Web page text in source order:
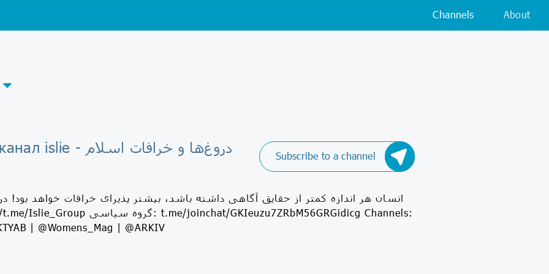
Channels About
Subscribe to a channel Telegram-канал islie - دروغ‌ها و خرافات اسلام
| @Womens_Mag | @ARKIV